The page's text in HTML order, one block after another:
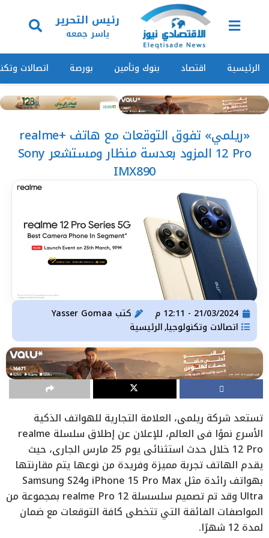
رئيس التحرير
ياسر جمعه
الرئيسية اقتصاد بنوك وتأمين بورصة اتصالات
«ريلمي» تفوق التوقعات مع هاتف +realme
12 Pro المزود بعدسة منظار ومستشعر Sony
IMX890
21/03/2024 - 12:11 م كتبYasser Gomaa
اتصالات وتكنولوجيا,الرئيسية
تستعد شركة ريلمي، العلامة التجارية للهواتف الذكية
الأسرع نموًا في العالم، للإعلان عن إطلاق سلسلة realme
12 Pro خلال حدث استثنائي يوم 25 مارس الجاري، حيث
يقدم الهاتف تجربة مميزة وفريدة من نوعها يتم مقارنتها
بهواتف رائدة مثل iPhone 15 Pro Max وSamsung S24
Ultra وقد تم تصميم سلسسلة realme Pro 12 بمجموعة من
المواصفات الفائقة التي تتخطى كافة التوقعات مع ضمان
لمدة 12 شهرًا.